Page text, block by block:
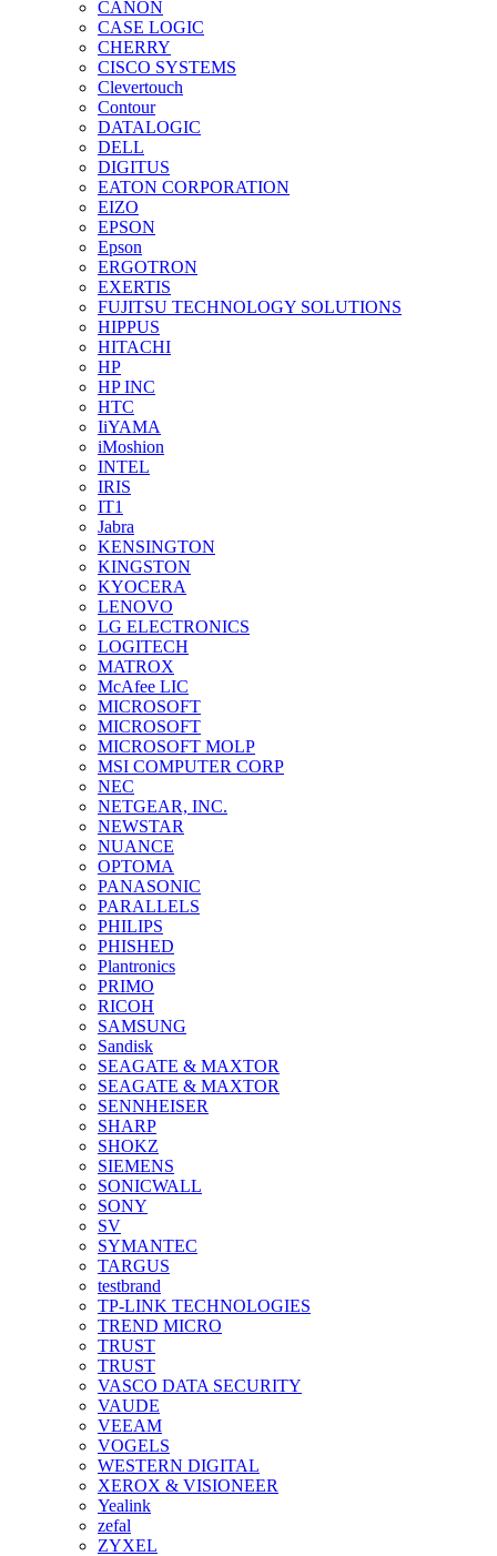
CANON
CASE LOGIC
CHERRY
CISCO SYSTEMS
Clevertouch
Contour
DATALOGIC
DELL
DIGITUS
EATON CORPORATION
EIZO
EPSON
Epson
ERGOTRON
EXERTIS
FUJITSU TECHNOLOGY SOLUTIONS
HIPPUS
HITACHI
HP
HP INC
HTC
IiYAMA
iMoshion
INTEL
IRIS
IT1
Jabra
KENSINGTON
KINGSTON
KYOCERA
LENOVO
LG ELECTRONICS
LOGITECH
MATROX
McAfee LIC
MICROSOFT
MICROSOFT
MICROSOFT MOLP
MSI COMPUTER CORP
NEC
NETGEAR, INC.
NEWSTAR
NUANCE
OPTOMA
PANASONIC
PARALLELS
PHILIPS
PHISHED
Plantronics
PRIMO
RICOH
SAMSUNG
Sandisk
SEAGATE & MAXTOR
SEAGATE & MAXTOR
SENNHEISER
SHARP
SHOKZ
SIEMENS
SONICWALL
SONY
SV
SYMANTEC
TARGUS
testbrand
TP-LINK TECHNOLOGIES
TREND MICRO
TRUST
TRUST
VASCO DATA SECURITY
VAUDE
VEEAM
VOGELS
WESTERN DIGITAL
XEROX & VISIONEER
Yealink
zefal
ZYXEL